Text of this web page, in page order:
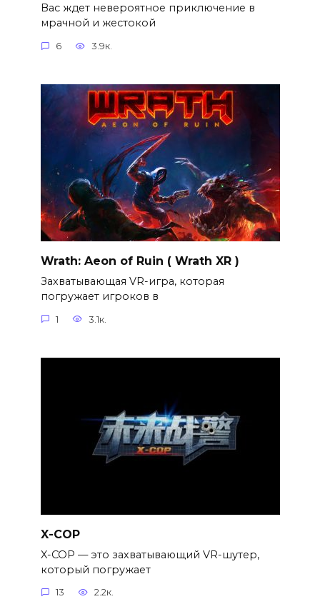
Вас ждет невероятное приключение в
мрачной и жестокой
6 3.9к.
Wrath: Aeon of Ruin ( Wrath XR )
Захватывающая VR-игра, которая
погружает игроков в
1 3.1к.
X-COP
X-COP — это захватывающий VR-шутер,
который погружает
13 2.2к.